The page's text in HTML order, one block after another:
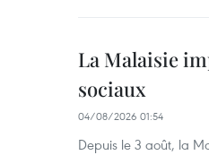
La Malaisie
sociaux
04/08/2026 01:54
Depuis le 3 août, la